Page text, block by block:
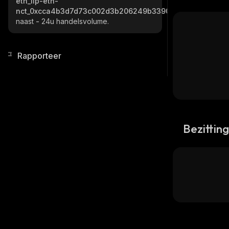
nct_0xcca4b3d7d73c002d3b206249b339060433f1be6a
naast - 24u handelsvolume.
Rapporteer